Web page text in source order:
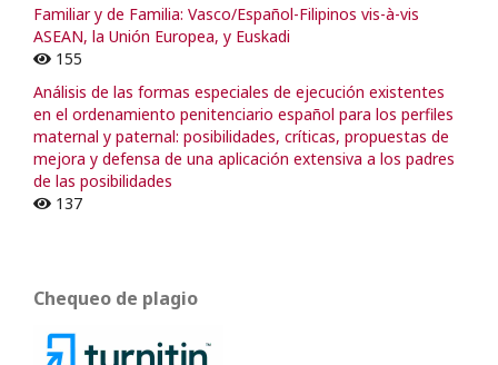
Familiar y de Familia: Vasco/Español-Filipinos vis-à-vis
ASEAN, la Unión Europea, y Euskadi
155
Análisis de las formas especiales de ejecución existentes
en el ordenamiento penitenciario español para los perfiles
maternal y paternal: posibilidades, críticas, propuestas de
mejora y defensa de una aplicación extensiva a los padres
de las posibilidades
137
Chequeo de plagio